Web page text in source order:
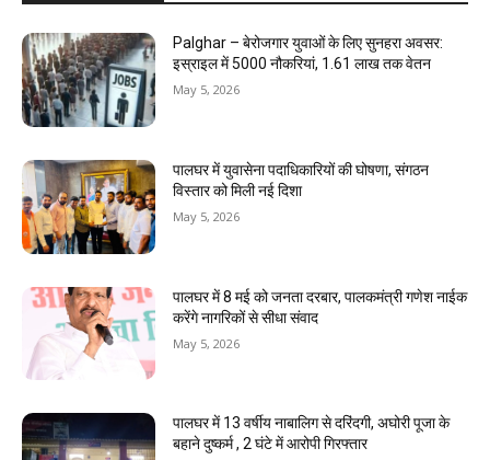
Palghar – बेरोजगार युवाओं के लिए सुनहरा अवसर:
इस्राइल में 5000 नौकरियां, ₹1.61 लाख तक वेतन
May 5, 2026
पालघर में युवासेना पदाधिकारियों की घोषणा, संगठन
विस्तार को मिली नई दिशा
May 5, 2026
पालघर में 8 मई को जनता दरबार, पालकमंत्री गणेश नाईक
करेंगे नागरिकों से सीधा संवाद
May 5, 2026
पालघर में 13 वर्षीय नाबालिग से दरिंदगी, अघोरी पूजा के
बहाने दुष्कर्म , 2 घंटे में आरोपी गिरफ्तार